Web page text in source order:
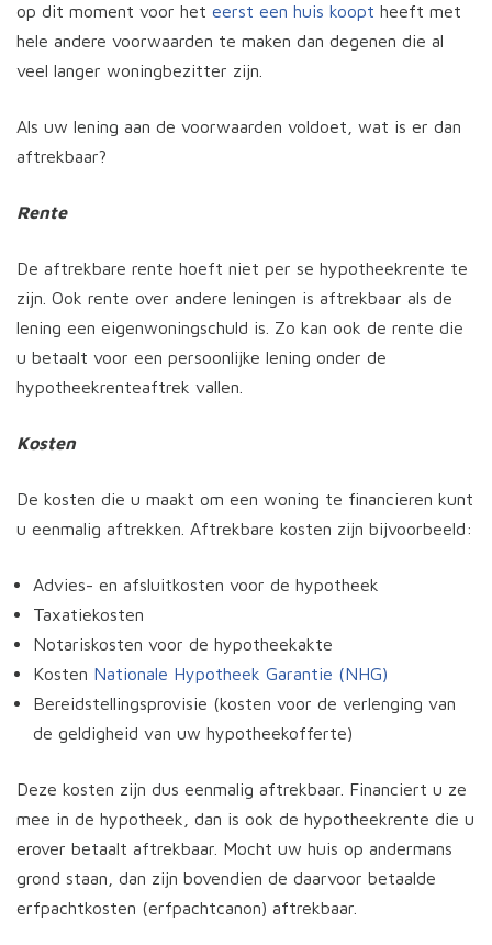
op dit moment voor het eerst een huis koopt heeft met
hele andere voorwaarden te maken dan degenen die al
veel langer woningbezitter zijn.
Als uw lening aan de voorwaarden voldoet, wat is er dan
aftrekbaar?
Rente
De aftrekbare rente hoeft niet per se hypotheekrente te
zijn. Ook rente over andere leningen is aftrekbaar als de
lening een eigenwoningschuld is. Zo kan ook de rente die
u betaalt voor een persoonlijke lening onder de
hypotheekrenteaftrek vallen.
Kosten
De kosten die u maakt om een woning te financieren kunt
u eenmalig aftrekken. Aftrekbare kosten zijn bijvoorbeeld:
Advies- en afsluitkosten voor de hypotheek
Taxatiekosten
Notariskosten voor de hypotheekakte
Kosten Nationale Hypotheek Garantie (NHG)
Bereidstellingsprovisie (kosten voor de verlenging van
de geldigheid van uw hypotheekofferte)
Deze kosten zijn dus eenmalig aftrekbaar. Financiert u ze
mee in de hypotheek, dan is ook de hypotheekrente die u
erover betaalt aftrekbaar. Mocht uw huis op andermans
grond staan, dan zijn bovendien de daarvoor betaalde
erfpachtkosten (erfpachtcanon) aftrekbaar.